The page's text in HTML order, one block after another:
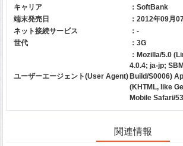
キャリア
： SoftBank
端末発売日
：2012年09月
ネット接続サービス
：-
世代
：3G
ユーザーエージェント(User Agent)
：Mozilla/5.0
4.0.4; ja-jp;
Build/S0006)
(KHTML, like
Mobile Safari/
関連情報